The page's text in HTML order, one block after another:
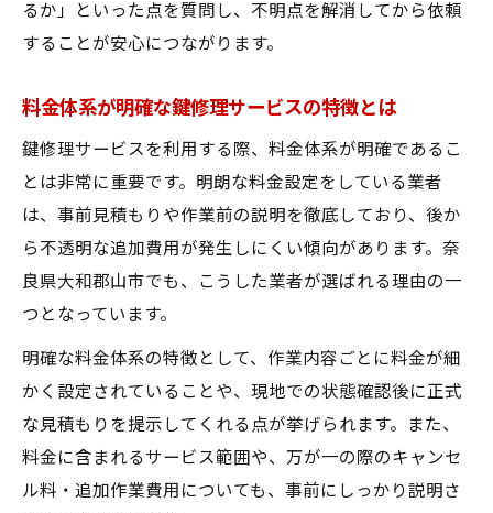
るか」といった点を質問し、不明点を解消してから依頼
することが安心につながります。
料金体系が明確な鍵修理サービスの特徴とは
鍵修理サービスを利用する際、料金体系が明確であるこ
とは非常に重要です。明朗な料金設定をしている業者
は、事前見積もりや作業前の説明を徹底しており、後か
ら不透明な追加費用が発生しにくい傾向があります。奈
良県大和郡山市でも、こうした業者が選ばれる理由の一
つとなっています。
明確な料金体系の特徴として、作業内容ごとに料金が細
かく設定されていることや、現地での状態確認後に正式
な見積もりを提示してくれる点が挙げられます。また、
料金に含まれるサービス範囲や、万が一の際のキャンセ
ル料・追加作業費用についても、事前にしっかり説明さ